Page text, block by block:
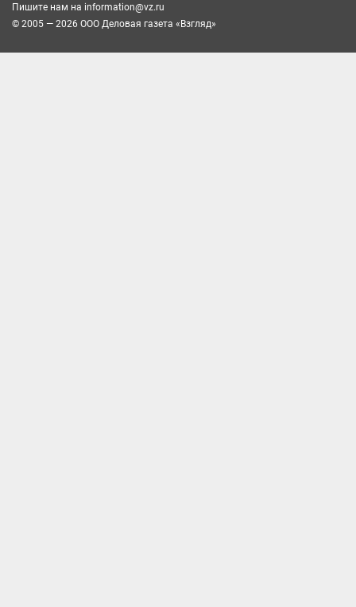
Пишите нам на information@vz.ru
© 2005 — 2026 ООО Деловая газета «Взгляд»